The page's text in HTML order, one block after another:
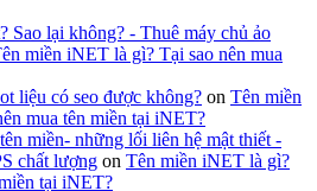
Sao lại không? - Thuê máy chủ ảo
miền iNET là gì? Tại sao nên mua
liệu có seo được không? on Tên miền
mua tên miền tại iNET?
miền- những lối liên hệ mật thiết -
chất lượng on Tên miền iNET là gì?
tại iNET?